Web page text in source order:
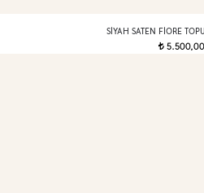
SIYAH SATEN FIORE
t5.500,00